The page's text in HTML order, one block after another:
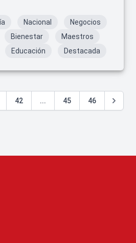
durante el año 2025.
Nacional
Negocios
Bienestar
Maestros
Educación Destacada
42 ... 45 46